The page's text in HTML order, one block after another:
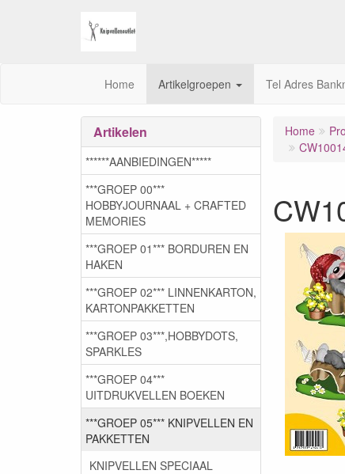
Home Artikelgroepen Tel Adres
Home
Artikelen
******AANBIEDINGEN*****
***GROEP 00***
HOBBYJOURNAAL + CRAFTED
MEMORIES
***GROEP 01*** BORDUREN EN
HAKEN
***GROEP 02*** LINNENKARTON,
KARTONPAKKETTEN
***GROEP 03***,HOBBYDOTS,
SPARKLES
***GROEP 04***
UITDRUKVELLEN BOEKEN
***GROEP 05*** KNIPVELLEN EN
PAKKETTEN
KNIPVELLEN SPECIAAL